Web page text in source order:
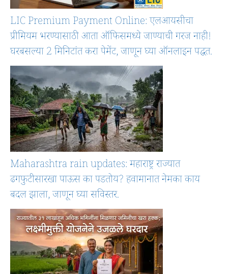
LIC Premium Payment Online: एलआयसीचा
प्रीमियम भरण्यासाठी आता ऑफिसमध्ये जाण्याची गरज नाही!
घरबसल्या 2 मिनिटांत करा पेमेंट, जाणून घ्या ऑनलाइन पद्धत.
Maharashtra rain updates: महाराष्ट्र राज्यात
ढगफुटीसारखा पाऊस का पडतोय? हवामानात नेमका काय
बदल झाला, जाणून घ्या सविस्तर.